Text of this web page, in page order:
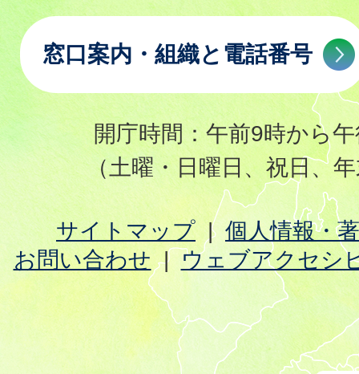
窓口案内・組織と電話番号
開庁時間：午前9時から
（土曜・日曜日、祝日、
サイトマップ
個人情報・
お問い合わせ
ウェブアクセシ